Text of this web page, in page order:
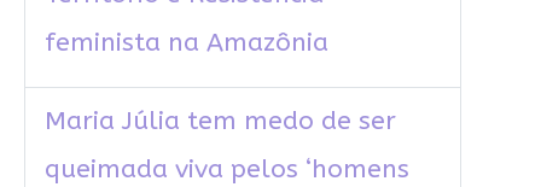
feminista na Amazônia
Maria Júlia tem medo de ser
queimada viva pelos ‘homens